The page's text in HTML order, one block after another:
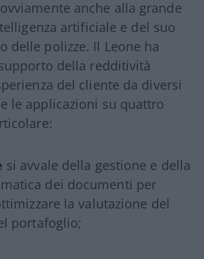
anche alla grande
artificiale e del suo
delle polizze. Il Leone ha
della redditività
del cliente da diversi
le applicazioni su quattro
si avvale della gestione e della
dei documenti per
la valutazione del
portafoglio;